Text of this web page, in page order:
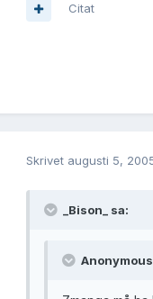
Citat
Skrivet augusti 5,
_Bison_ sa: